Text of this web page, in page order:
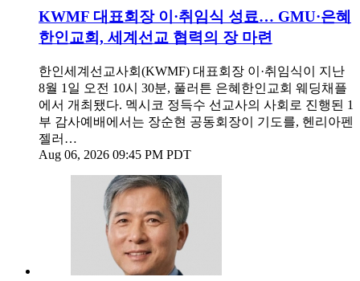
KWMF 대표회장 이·취임식 성료… GMU·은혜
한인교회, 세계선교 협력의 장 마련
한인세계선교사회(KWMF) 대표회장 이·취임식이 지난
8월 1일 오전 10시 30분, 풀러튼 은혜한인교회 웨딩채플
에서 개최됐다. 멕시코 정득수 선교사의 사회로 진행된 1
부 감사예배에서는 장순현 공동회장이 기도를, 헨리아펜
젤러…
Aug 06, 2026 09:45 PM PDT